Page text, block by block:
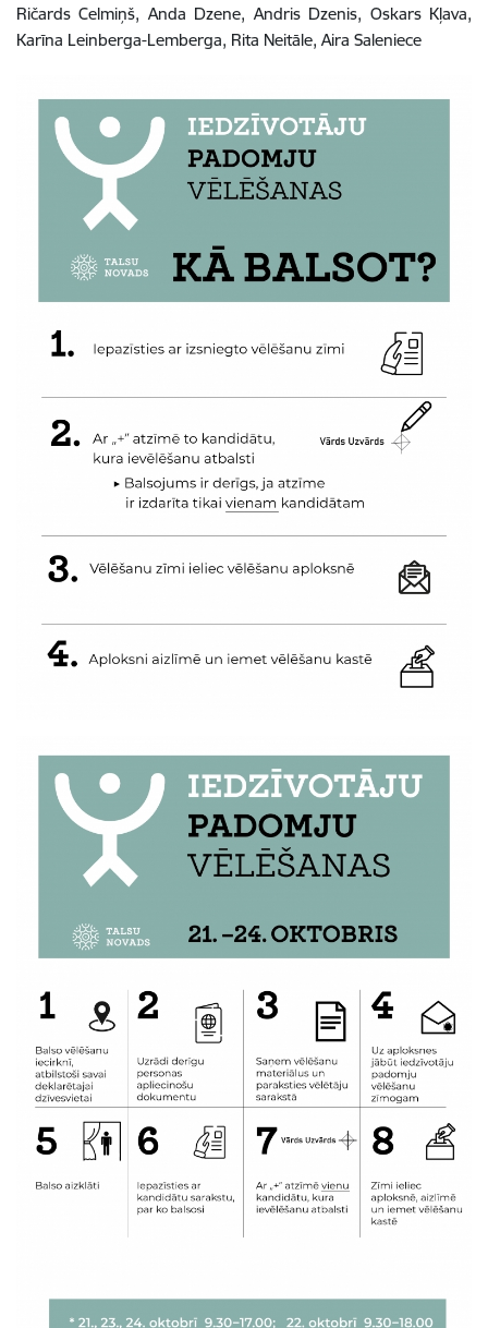
Ričards Celmiņš, Anda Dzene, Andris Dzenis, Oskars Kļava,
Karīna Leinberga-Lemberga, Rita Neitāle, Aira Saleniece